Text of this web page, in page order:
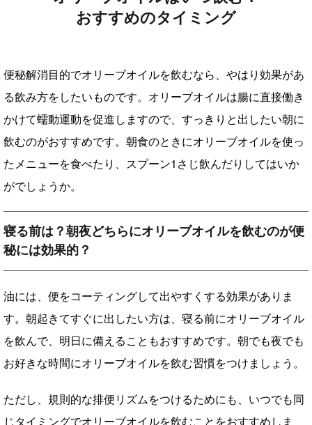
おすすめのタイミング
便秘解消目的でオリーブオイルを飲むなら、やはり効果があ
る飲み方をしたいものです。オリーブオイルは腸に直接働き
かけて蠕動運動を促進しますので、すっきりと出したい朝に
飲むのがおすすめです。朝食のときにオリーブオイルを使っ
たメニューを食べたり、スプーン1さじ飲んだりしてはいか
がでしょうか。
寝る前は？朝夜どちらにオリーブオイルを飲むのが便
秘には効果的？
油には、便をコーティングして出やすくする効果がありま
す。朝起きてすぐに出したい方は、寝る前にオリーブオイル
を飲んで、明日に備えることもおすすめです。朝でも夜でも
お好きな時間にオリーブオイルを飲む習慣をつけましょう。
ただし、規則的な排便リズムをつけるためにも、いつでも同
じタイミングでオリーブオイルを飲むことをおすすめしま